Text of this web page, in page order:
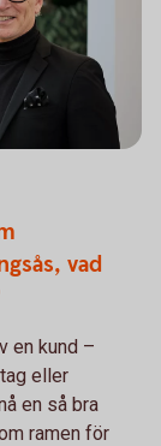
, vad
en kund –
eller
en så bra
ramen för